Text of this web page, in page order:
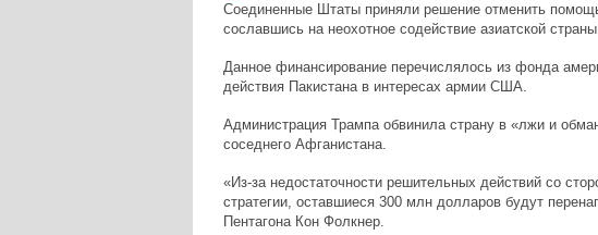
Соединенные Штаты приняли решение отменить
сославшись на неохотное содействие азиатской
Данное финансирование перечислялось из фонда
действия Пакистана в интересах армии США.
Администрация Трампа обвинила страну в «лжи и
соседнего Афганистана.
«Из-за недостаточности решительных действий со
стратегии, оставшиеся 300 млн долларов будут
Пентагона Кон Фолкнер.